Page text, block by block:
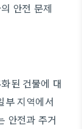
안전 문제
된 건물에 대
부 지역에서
안전과 주거